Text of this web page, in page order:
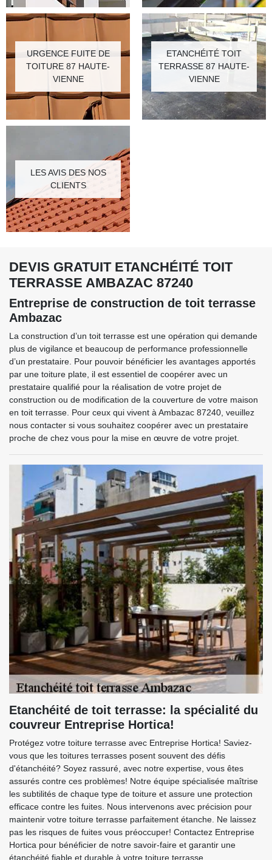
URGENCE FUITE DE
TOITURE 87 HAUTE-
VIENNE
ETANCHÉITÉ TOIT
TERRASSE 87 HAUTE-
VIENNE
LES AVIS DES NOS
CLIENTS
DEVIS GRATUIT ETANCHÉITÉ TOIT
TERRASSE AMBAZAC 87240
Entreprise de construction de toit terrasse
Ambazac
La construction d’un toit terrasse est une opération qui demande
plus de vigilance et beaucoup de performance professionnelle
d’un prestataire. Pour pouvoir bénéficier les avantages apportés
par une toiture plate, il est essentiel de coopérer avec un
prestataire qualifié pour la réalisation de votre projet de
construction ou de modification de la couverture de votre maison
en toit terrasse. Pour ceux qui vivent à Ambazac 87240, veuillez
nous contacter si vous souhaitez coopérer avec un prestataire
proche de chez vous pour la mise en œuvre de votre projet.
Etanchéité de toit terrasse: la spécialité du
couvreur Entreprise Hortica!
Protégez votre toiture terrasse avec Entreprise Hortica! Saviez-
vous que les toitures terrasses posent souvent des défis
d'étanchéité? Soyez rassuré, avec notre expertise, vous êtes
assurés contre ces problèmes! Notre équipe spécialisée maîtrise
les subtilités de chaque type de toiture et assure une protection
efficace contre les fuites. Nous intervenons avec précision pour
maintenir votre toiture terrasse parfaitement étanche. Ne laissez
pas les risques de fuites vous préoccuper! Contactez Entreprise
Hortica pour bénéficier de notre savoir-faire et garantir une
étanchéité fiable et durable à votre toiture terrasse.